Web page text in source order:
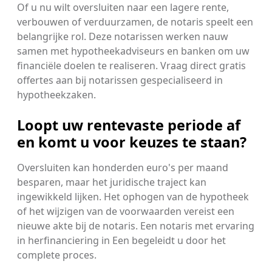
Of u nu wilt oversluiten naar een lagere rente,
verbouwen of verduurzamen, de notaris speelt een
belangrijke rol. Deze notarissen werken nauw
samen met hypotheekadviseurs en banken om uw
financiële doelen te realiseren. Vraag direct gratis
offertes aan bij notarissen gespecialiseerd in
hypotheekzaken.
Loopt uw rentevaste periode af
en komt u voor keuzes te staan?
Oversluiten kan honderden euro's per maand
besparen, maar het juridische traject kan
ingewikkeld lijken. Het ophogen van de hypotheek
of het wijzigen van de voorwaarden vereist een
nieuwe akte bij de notaris. Een notaris met ervaring
in herfinanciering in Een begeleidt u door het
complete proces.